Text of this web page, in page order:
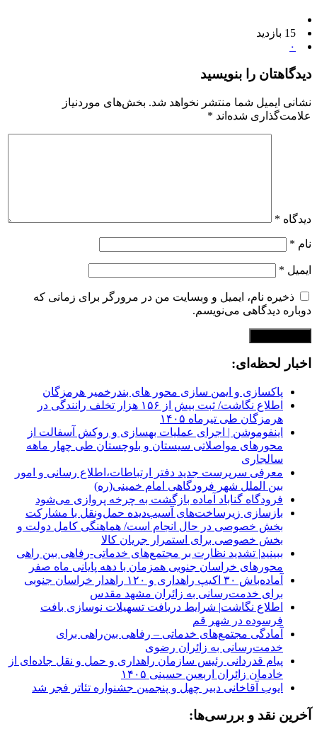
15 بازدید
۰
دیدگاهتان را بنویسید
نشانی ایمیل شما منتشر نخواهد شد. بخش‌های موردنیاز
علامت‌گذاری شده‌اند *
دیدگاه *
نام *
ایمیل *
ذخیره نام، ایمیل و وبسایت من در مرورگر برای زمانی که
دوباره دیدگاهی می‌نویسم.
اخبار لحظه‌ای:
پاکسازی و ایمن سازی محور های بندرخمیر هرمزگان
اطلاع نگاشت/ ثبت بیش از ۱۵۶ هزار تخلف رانندگی در
هرمزگان طی تیرماه ۱۴۰۵
اینفوموشن | اجرای عملیات بهسازی و روکش آسفالت از
محورهای مواصلاتی سیستان و بلوچستان طی چهار ماهه
سالجاری
معرفی سرپرست جدید دفتر ارتباطات،اطلاع رسانی و امور
بین الملل شهر فرودگاهی امام خمینی(ره)
فرودگاه گناباد آماده بازگشت به چرخه پروازی می‌شود
بازسازی زیرساخت‌های آسیب‌دیده حمل‌ونقل با مشارکت
بخش خصوصی در حال انجام است/ هماهنگی کامل دولت و
بخش خصوصی برای استمرار جریان کالا
ببینید| تشدید نظارت بر مجتمع‌های خدماتی-رفاهی بین راهی
محورهای خراسان جنوبی همزمان با دهه پایانی ماه صفر
آماده‌باش ۳۰ اکیپ راهداری و ۱۲۰ راهدار خراسان جنوبی
برای خدمت‌رسانی به زائران مشهد مقدس
اطلاع نگاشت| شرایط دریافت تسهیلات نوسازی بافت
فرسوده در شهر قم
آمادگی مجتمع‌های خدماتی – رفاهی بین‌راهی برای
خدمت‌رسانی به زائران رضوی
پیام قدردانی رئیس سازمان راهداری و حمل و نقل جاده‌ای از
خادمان زائران اربعین حسینی ۱۴۰۵
ایوب آقاخانی دبیر چهل‌ و پنجمین جشنواره تئاتر فجر شد
آخرین نقد و بررسی‌ها: